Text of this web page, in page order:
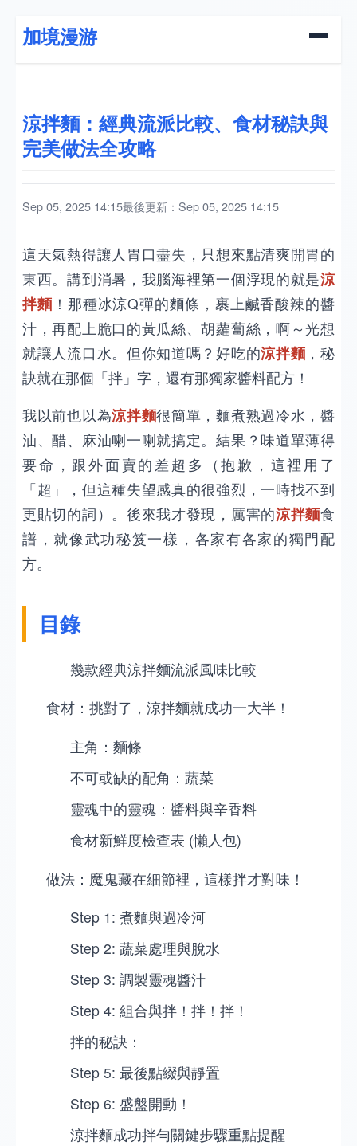
加境漫游
涼拌麵：經典流派比較、食材秘訣與
完美做法全攻略
Sep 05, 2025 14:15最後更新：Sep 05, 2025 14:15
這天氣熱得讓人胃口盡失，只想來點清爽開胃的
東西。講到消暑，我腦海裡第一個浮現的就是涼
拌麵 ！那種冰涼Q彈的麵條，裹上鹹香酸辣的醬
汁，再配上脆口的黃瓜絲、胡蘿蔔絲，啊～光想
就讓人流口水。但你知道嗎？好吃的涼拌麵 ，秘
訣就在那個「拌」字，還有那獨家醬料配方！
我以前也以為涼拌麵很簡單，麵煮熟過冷水，醬
油、醋、麻油喇一喇就搞定。結果？味道單薄得
要命，跟外面賣的差超多（抱歉，這裡用了
「超」，但這種失望感真的很強烈，一時找不到
更貼切的詞）。後來我才發現，厲害的涼拌麵食
譜，就像武功秘笈一樣，各家有各家的獨門配
方。
目錄
幾款經典涼拌麵流派風味比較
食材：挑對了，涼拌麵就成功一大半！
主角：麵條
不可或缺的配角：蔬菜
靈魂中的靈魂：醬料與辛香料
食材新鮮度檢查表 (懶人包)
做法：魔鬼藏在細節裡，這樣拌才對味！
Step 1: 煮麵與過冷河
Step 2: 蔬菜處理與脫水
Step 3: 調製靈魂醬汁
Step 4: 組合與拌！拌！拌！
拌的秘訣：
Step 5: 最後點綴與靜置
Step 6: 盛盤開動！
涼拌麵成功拌勻關鍵步驟重點提醒